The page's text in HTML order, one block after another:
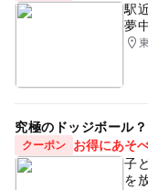
駅
夢
究極のドッジボール
クーポン
お得にあそ
子
を